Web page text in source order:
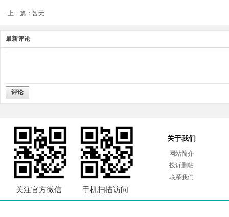
上一篇：暂无
最新评论
评论
关注官方微信 手机扫描访问
关于我们
网站简介
投诉删帖
联系我们